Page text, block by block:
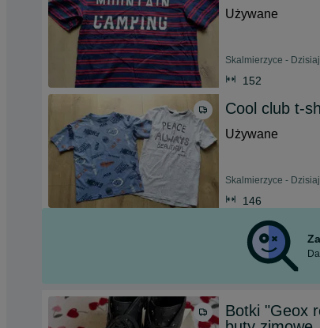
Używane
Skalmierzyce -
152
Cool club t-
Używane
Skalmierzyce -
146
Botki "Geox